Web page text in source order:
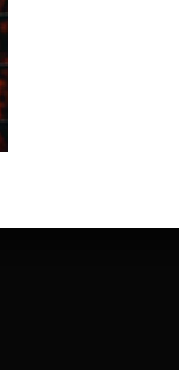
не запускается ни
заканчивается
жизнь. Исправьте